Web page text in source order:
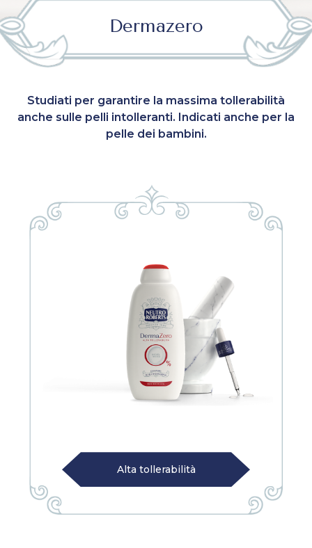
Dermazero
Studiati per garantire la massima tollerabilità
anche sulle pelli intolleranti. Indicati anche per la
pelle dei bambini.
Alta tollerabilità